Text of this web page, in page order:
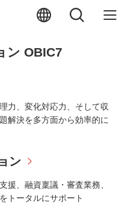
ン OBIC7
力、変化対応力、そして収
解決を多方面から効率的に
ン
援、融資稟議・審査業務、
トータルにサポート